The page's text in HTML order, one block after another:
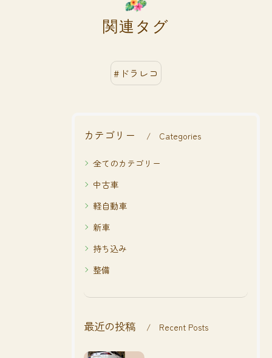
関連タグ
#ドラレコ
カテゴリー Categories
全てのカテゴリー
中古車
軽自動車
新車
持ち込み
整備
最近の投稿 Recent Posts